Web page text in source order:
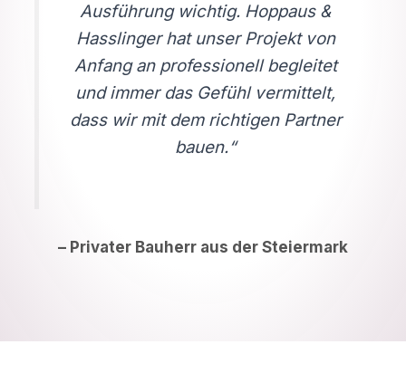
Ausführung wichtig. Hoppaus &
Hasslinger hat unser Projekt von
Anfang an professionell begleitet
und immer das Gefühl vermittelt,
dass wir mit dem richtigen Partner
bauen.“
– Privater Bauherr aus der Steiermark